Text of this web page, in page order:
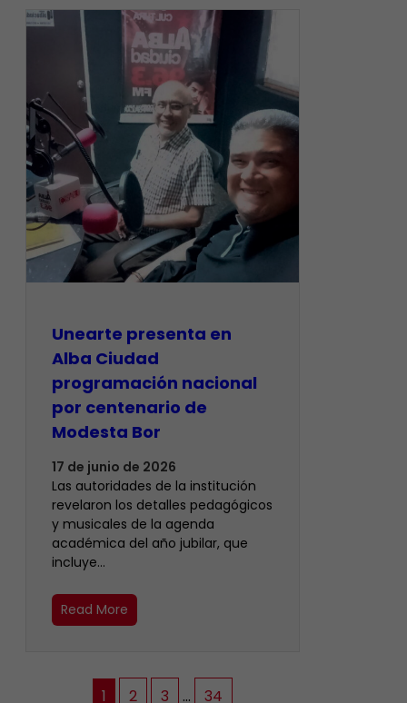
​Unearte presenta en
Alba Ciudad
programación nacional
por centenario de
Modesta Bor
17 de junio de 2026
Las autoridades de la institución
revelaron los detalles pedagógicos
y musicales de la agenda
académica del año jubilar, que
incluye…
Read More
1 2 3 …
34